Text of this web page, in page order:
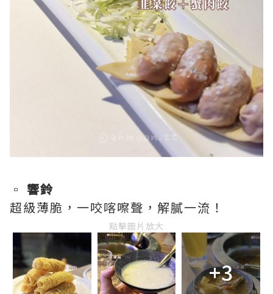
▫️ 響鈴
超級薄脆，一咬喀嚓聲，解膩一流！
點擊圖片放大
+3